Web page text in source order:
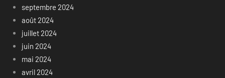
septembre 2024
août 2024
juillet 2024
juin 2024
mai 2024
avril 2024